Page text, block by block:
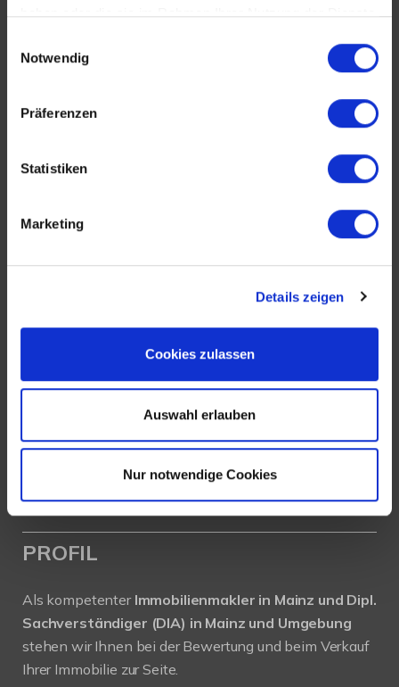
haben oder die sie im Rahmen Ihrer Nutzung der Dienste
Notwendig
Präferenzen
Statistiken
Marketing
Details zeigen
Cookies zulassen
Auswahl erlauben
Nur notwendige Cookies
UNSERE AUSZEICHNUNGEN. WIR
Köhler Immobilien GmbH
Bauschheimer Weg 28
Tel.: +49 (0) 6131 / 9010180
Fax: +49 (0) 6131 / 9010188
Internet: www.immobilien-koehler.de
PROFIL
Als kompetenter Immobilienmakler in Mainz und Dipl.
Sachverständiger (DIA) in Mainz und Umgebung
stehen wir Ihnen bei der Bewertung und beim Verkauf
Ihrer Immobilie zur Seite.